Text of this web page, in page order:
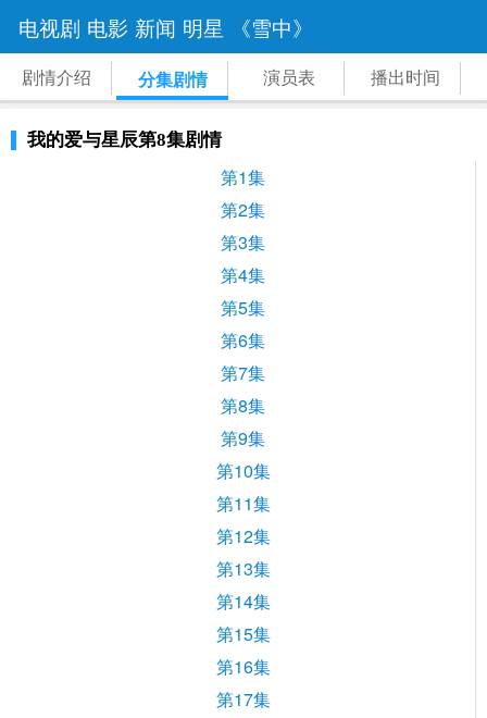
电视剧 电影 新闻 明星 《雪中》
剧情介绍 分集剧情 演员表 播出时间
我的爱与星辰第8集剧情
第1集
第2集
第3集
第4集
第5集
第6集
第7集
第8集
第9集
第10集
第11集
第12集
第13集
第14集
第15集
第16集
第17集